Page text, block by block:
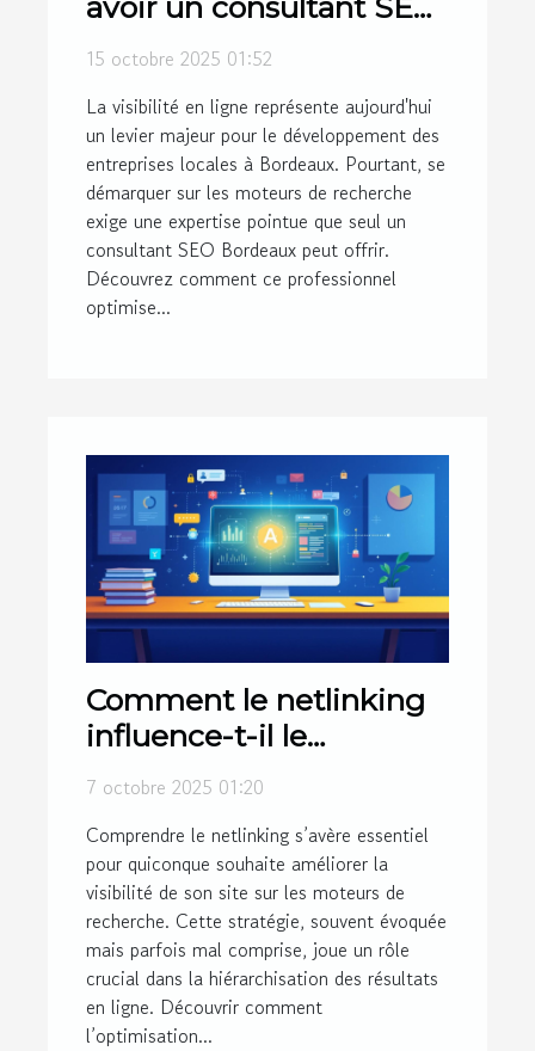
avoir un consultant SEO
Bordeaux sur votre
15 octobre 2025 01:52
La visibilité en ligne représente aujourd'hui
un levier majeur pour le développement des
entreprises locales à Bordeaux. Pourtant, se
démarquer sur les moteurs de recherche
exige une expertise pointue que seul un
consultant SEO Bordeaux peut offrir.
Découvrez comment ce professionnel
optimise...
Comment le netlinking
influence-t-il le
positionnement sur les
7 octobre 2025 01:20
Comprendre le netlinking s’avère essentiel
pour quiconque souhaite améliorer la
visibilité de son site sur les moteurs de
recherche. Cette stratégie, souvent évoquée
mais parfois mal comprise, joue un rôle
crucial dans la hiérarchisation des résultats
en ligne. Découvrir comment
l’optimisation...